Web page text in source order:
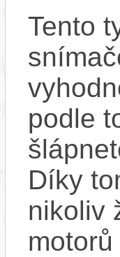
Tento
podle
Díky
nikoliv